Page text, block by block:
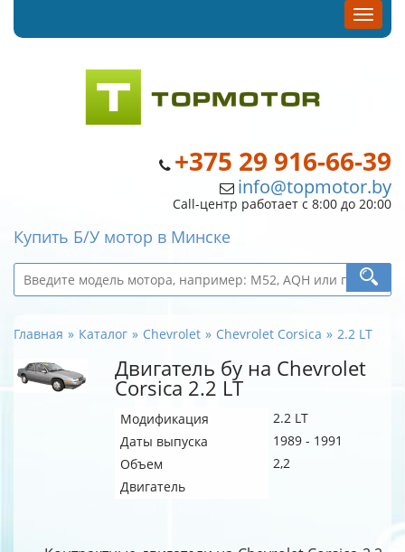
+375 29 916-66-39
info@topmotor.by
Call-центр работает с 8:00 до 20:00
Купить Б/У мотор в Минске
Главная Каталог Chevrolet Chevrolet Corsica 2.2 LT
Двигатель бу на Chevrolet
Corsica 2.2 LT
Модификация
2.2 LT
Даты выпуска
1989 - 1991
Объем
2,2
Двигатель